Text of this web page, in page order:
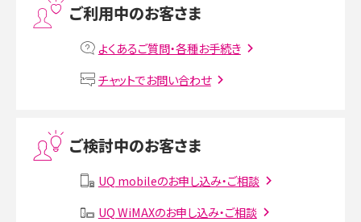
MNOとは？MVNOやMVNEとの違いやメリット・デメリットを解説
VPN接続とは？仕組みや必要性、メリット・デメリット、接続方法を解説
Instagram（インスタグラム）でスクショするとバレる？バレるケースや撮り方も解
SMSとは？料金やできること、注意点や届かない時の対処法を解説
ご利用中のお客さま
よくあるご質問・各種お手続き
チャットでお問い合わせ
ご検討中のお客さま
UQ mobileのお申し込み・ご相談
UQ WiMAXのお申し込み・ご相談